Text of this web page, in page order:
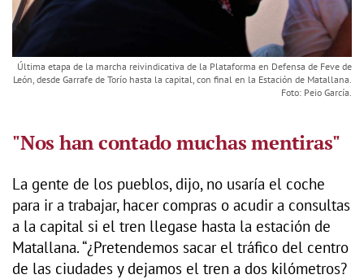
Última etapa de la marcha reivindicativa de la Plataforma en Defensa de Feve de
León, desde Garrafe de Torío hasta la capital, con final en la Estación de Matallana.
Foto: Peio García.
"Nos han contado muchas mentiras"
La gente de los pueblos, dijo, no usaría el coche
para ir a trabajar, hacer compras o acudir a consultas
a la capital si el tren llegase hasta la estación de
Matallana. “¿Pretendemos sacar el tráfico del centro
de las ciudades y dejamos el tren a dos kilómetros?